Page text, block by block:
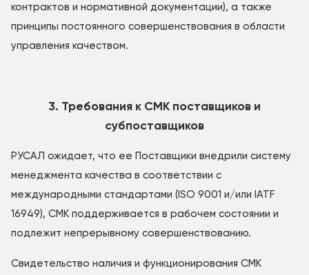
контрактов и нормативной документации), а также
принципы постоянного совершенствования в области
управления качеством.
3. Требования к СМК поставщиков и
субпоставщиков
РУСАЛ ожидает, что ее Поставщики внедрили систему
менеджмента качества в соответствии с
международными стандартами (ISO 9001 и/или IATF
16949), СМК поддерживается в рабочем состоянии и
подлежит непрерывному совершенствованию.
Свидетельство наличия и функционирования СМК